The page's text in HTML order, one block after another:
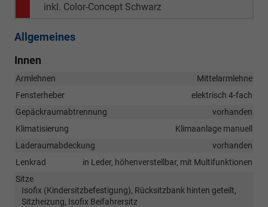
inkl. Color-Concept Schwarz
Allgemeines
Innen
Armlehnen
Mittelarmlehne
Fensterheber
elektrisch 4-fach
Gepäckraumabtrennung
vorhanden
Klimatisierung
Klimaanlage manuell
Laderaumabdeckung
vorhanden
Lenkrad
in Leder, höhenverstellbar, mit Multifunktionen
Sitze
Isofix (Kindersitzbefestigung), Rücksitzbank hinten geteilt,
Sitzheizung, Isofix Beifahrersitz